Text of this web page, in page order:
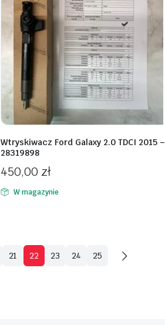
Wtryskiwacz Ford Galaxy 2.0 TDCI 2015 –
28319898
450,00 zł
W magazynie
21 22 23 24 25